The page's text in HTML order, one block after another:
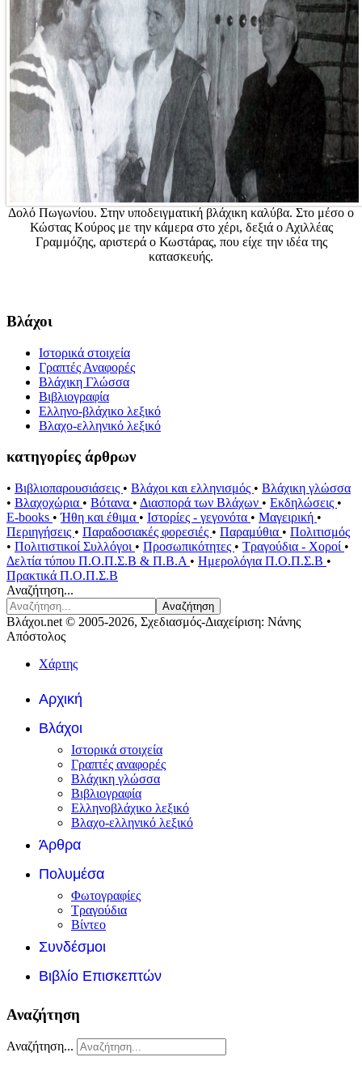
Δολό Πωγωνίου. Στην υποδειγματική βλάχικη καλύβα. Στο μέσο ο
Κώστας Κούρος με την κάμερα στο χέρι, δεξιά ο Αχιλλέας
Γραμμόζης, αριστερά ο Κωστάρας, που είχε την ιδέα της
κατασκευής.
Βλάχοι
Ιστορικά στοιχεία
Γραπτές Αναφορές
Βλάχικη Γλώσσα
Βιβλιογραφία
Ελληνο-βλάχικο λεξικό
Βλαχο-ελληνικό λεξικό
κατηγορίες άρθρων
• Βιβλιοπαρουσιάσεις • Βλάχοι και ελληνισμός • Βλάχικη γλώσσα
• Βλαχοχώρια • Βότανα • Διασπορά των Βλάχων • Εκδηλώσεις •
E-books •Ήθη και έθιμα • Ιστορίες - γεγονότα • Μαγειρική •
Περιηγήσεις • Παραδοσιακές φορεσιές • Παραμύθια • Πολιτισμός
• Πολιτιστικοί Συλλόγοι • Προσωπικότητες • Τραγούδια - Χοροί •
Δελτία τύπου Π.Ο.Π.Σ.Β & Π.Β.Α • Ημερολόγια Π.Ο.Π.Σ.Β •
Πρακτικά Π.Ο.Π.Σ.Β
Αναζήτηση...
Αναζήτηση
Βλάχοι.net © 2005-2026, Σχεδιασμός-Διαχείριση: Νάνης
Απόστολος
Χάρτης
Αρχική
Βλάχοι
Ιστορικά στοιχεία
Γραπτές αναφορές
Βλάχικη γλώσσα
Βιβλιογραφία
Ελληνοβλάχικο λεξικό
Βλαχο-ελληνικό λεξικό
Άρθρα
Πολυμέσα
Φωτογραφίες
Τραγούδια
Βίντεο
Συνδέσμοι
Βιβλίο Επισκεπτών
Αναζήτηση
Αναζήτηση...